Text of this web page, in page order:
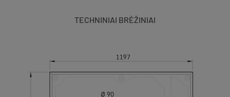
TECHNINIAI BRĖŽINIAI